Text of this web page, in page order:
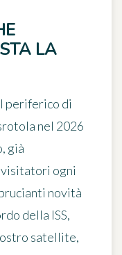
LA
periferico di
nel 2026
già
ogni
novità
della ISS,
satellite,